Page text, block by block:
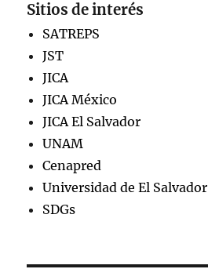
Sitios de interés
SATREPS
JST
JICA
JICA México
JICA El Salvador
UNAM
Cenapred
Universidad de El Salvador
SDGs